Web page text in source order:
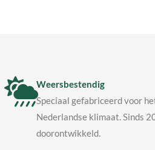
Weersbestendig
Speciaal gefabriceerd voor
Nederlandse klimaat. Sinds
doorontwikkeld.